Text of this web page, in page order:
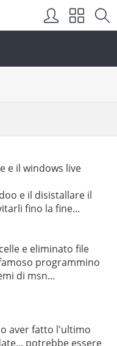
e il windows live
e il disistallare il
fino la fine...
e eliminato file
programmino
di msn...
aver fatto l'ultimo
potrebbe essere